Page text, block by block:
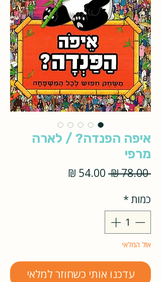
איפה הפנדה? / לארה
מרפי
‏78.00 ‏₪
מחיר
כמות*
אזל המלאי
עדכנו אותי כשחוזר למלאי